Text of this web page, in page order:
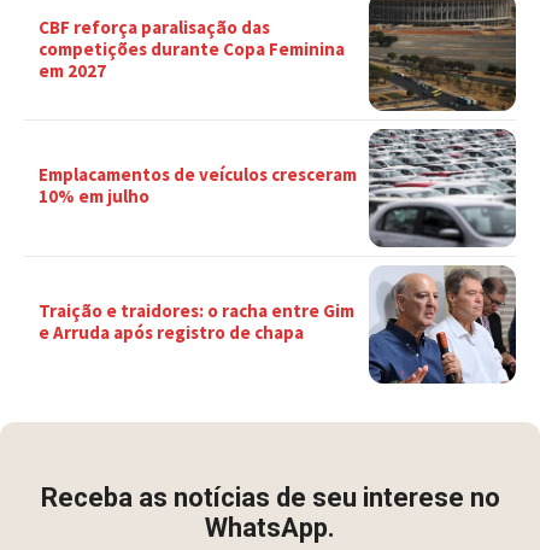
CBF reforça paralisação das
competições durante Copa Feminina
em 2027
Emplacamentos de veículos cresceram
10% em julho
Traição e traidores: o racha entre Gim
e Arruda após registro de chapa
Receba as notícias de seu interese no
WhatsApp.